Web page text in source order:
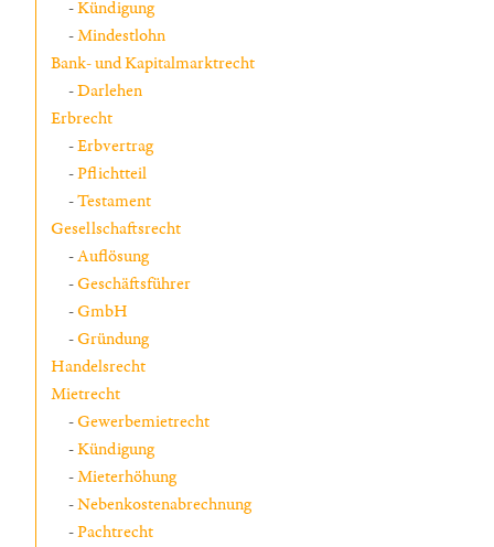
Kündigung
Mindestlohn
Bank- und Kapitalmarktrecht
Darlehen
Erbrecht
Erbvertrag
Pflichtteil
Testament
Gesellschaftsrecht
Auflösung
Geschäftsführer
GmbH
Gründung
Handelsrecht
Mietrecht
Gewerbemietrecht
Kündigung
Mieterhöhung
Nebenkostenabrechnung
Pachtrecht